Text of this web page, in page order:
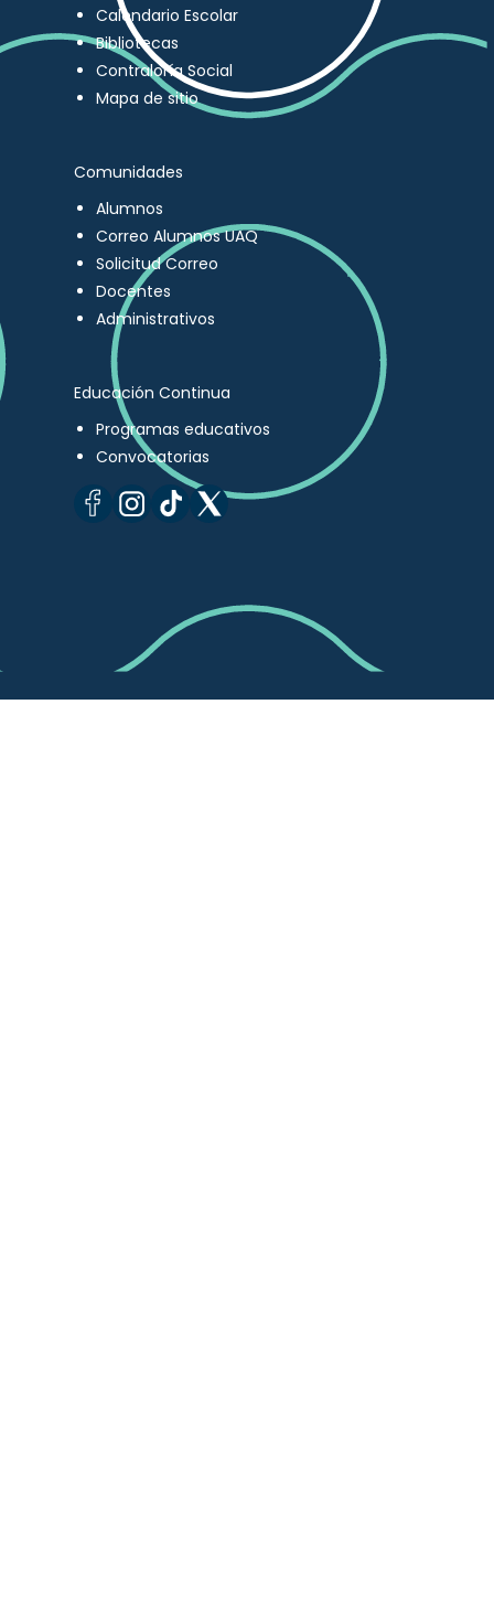
Calendario Escolar
Bibliotecas
Contraloría Social
Mapa de sitio
Comunidades
Alumnos
Correo Alumnos UAQ
Solicitud Correo
Docentes
Administrativos
Educación Continua
Programas educativos
Convocatorias